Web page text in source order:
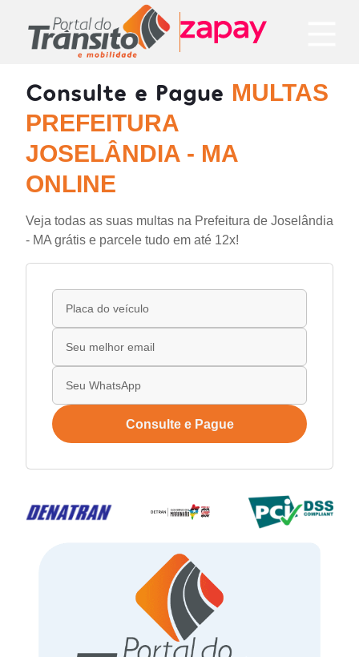
Consulte e Pague MULTAS
PREFEITURA
JOSELÂNDIA - MA
ONLINE
Veja todas as suas multas na Prefeitura de Joselândia
- MA grátis e parcele tudo em até 12x!
Consulte e Pague